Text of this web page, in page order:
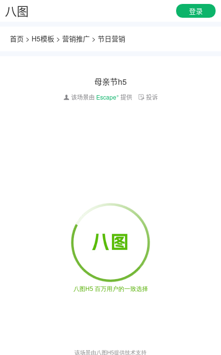
八图 登录
首页 > H5模板 > 营销推广 > 节日营销
母亲节h5
该场景由 Escape° 提供 投诉